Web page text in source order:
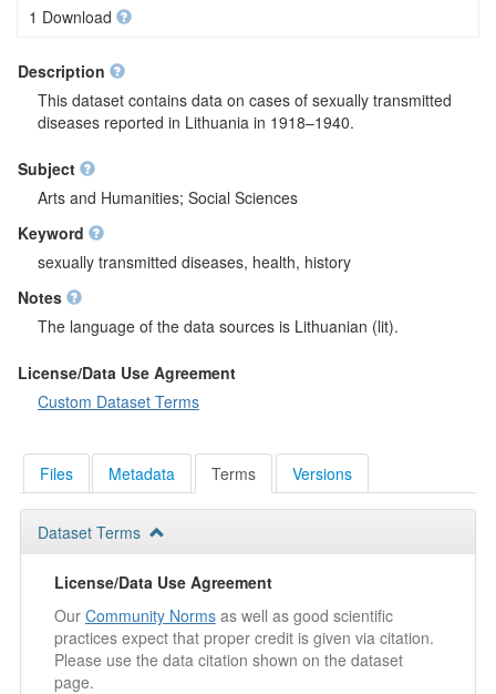
1 Download
Description
This dataset contains data on cases of sexually transmitted
diseases reported in Lithuania in 1918–1940.
Subject
Arts and Humanities; Social Sciences
Keyword
sexually transmitted diseases, health, history
Notes
The language of the data sources is Lithuanian (lit).
License/Data Use Agreement
Custom Dataset Terms
Files Metadata Terms Versions
Dataset Terms
License/Data Use Agreement
Our Community Normsas well as good scientific
practices expect that proper credit is given via citation.
Please use the data citation shown on the dataset
page.